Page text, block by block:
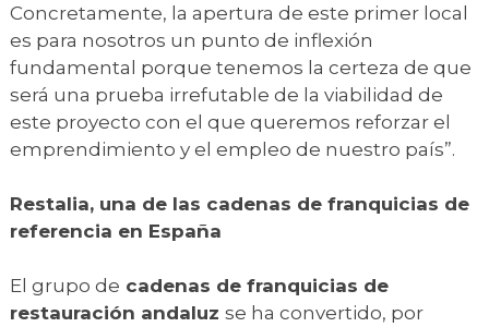
Concretamente, la apertura de este primer local
es para nosotros un punto de inflexión
fundamental porque tenemos la certeza de que
será una prueba irrefutable de la viabilidad de
este proyecto con el que queremos reforzar el
emprendimiento y el empleo de nuestro país”.
Restalia, una de las cadenas de franquicias de
referencia en España
El grupo de cadenas de franquicias de
restauración andaluz se ha convertido, por